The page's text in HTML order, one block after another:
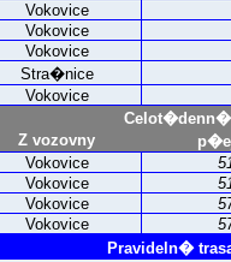
Vokovice
Vokovice
Vokovice
Stra�nice
Vokovice
Z vozovny
Vokovice
Vokovice
Vokovice
Vokovice
Pravideln�